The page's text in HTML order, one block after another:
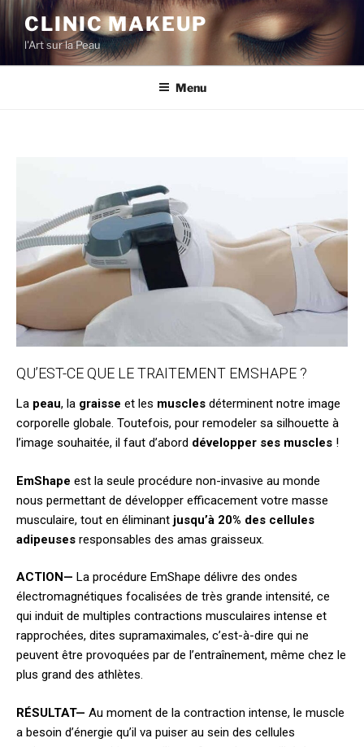
CLINIC MAKEUP
l'Art sur la Peau
Menu
QU’EST-CE QUE LE TRAITEMENT EMSHAPE ?
La peau, la graisse et les muscles déterminent notre image
corporelle globale. Toutefois, pour remodeler sa silhouette à
l’image souhaitée, il faut d’abord développer ses muscles !
EmShape est la seule procédure non-invasive au monde
nous permettant de développer efficacement votre masse
musculaire, tout en éliminant jusqu’à 20% des cellules
adipeuses responsables des amas graisseux.
ACTION— La procédure EmShape délivre des ondes
électromagnétiques focalisées de très grande intensité, ce
qui induit de multiples contractions musculaires intense et
rapprochées, dites supramaximales, c’est-à-dire qui ne
peuvent être provoquées par de l’entraînement, même chez le
plus grand des athlètes.
RÉSULTAT— Au moment de la contraction intense, le muscle
a besoin d’énergie qu’il va puiser au sein des cellules